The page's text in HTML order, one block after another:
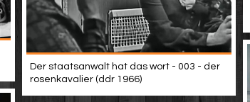
Der staatsanwalt hat das wort - 003 - der
rosenkavalier (ddr 1966)